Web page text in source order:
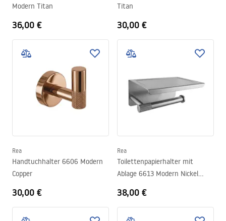
Modern Titan
36,00 €
Titan
30,00 €
Rea
Handtuchhalter 6606 Modern
Copper
30,00 €
Rea
Toilettenpapierhalter mit
Ablage 6613 Modern Nickel
38,00 €